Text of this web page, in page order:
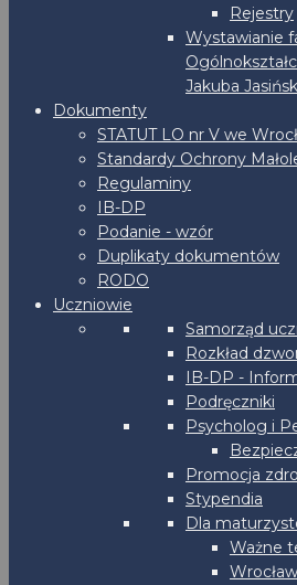
Rejestry
Wystawianie
Jakuba
Dokumenty
STATUT LO nr V we
Standardy Ochrony
Regulaminy
IB-DP
Podanie - wzór
Duplikaty dokumentów
RODO
Uczniowie
Samorząd
Rozkład
IB-DP -
Podręczniki
Psycholog i
Promocja
Stypendia
Dla
Ważne